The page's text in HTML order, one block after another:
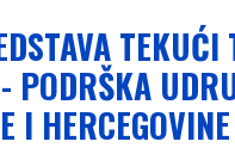
TEKUĆI
PODRŠKA
I